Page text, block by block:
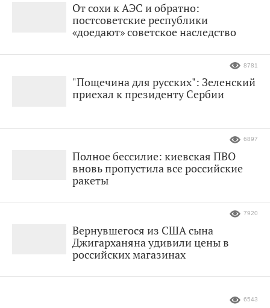
От сохи к АЭС и обратно:
постсоветские республики
«доедают» советское наследство
"Пощечина для русских": Зеленский
приехал к президенту Сербии
8781
Полное бессилие: киевская ПВО
вновь пропустила все российские
ракеты
6897
Вернувшегося из США сына
Джигарханяна удивили цены в
российских магазинах
7920
6543